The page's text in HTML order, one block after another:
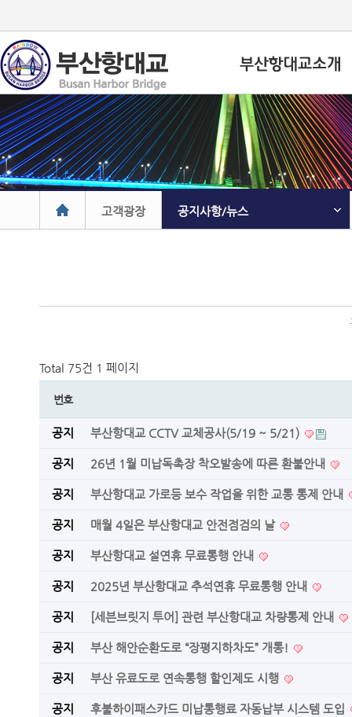
고객광장 공지사항/뉴스
Total 75건 1 페이지
번호
공지 부산항대교 CCTV 교체공사(5/19 ~ 5/21)
공지 26년 1월 미납독촉장 착오발송에 따른 환불안내
공지 부산항대교 가로등 보수 작업을 위한 교통 통제 안내
공지 매월 4일은 부산항대교 안전점검의 날
공지 부산항대교 설연휴 무료통행 안내
공지 2025년 부산항대교 추석연휴 무료통행 안내
공지 [세븐브릿지 투어] 관련 부산항대교 차량통제 안내
공지 부산 해안순환도로 “장평지하차도” 개통!
공지 부산 유료도로 연속통행 할인제도 시행
공지 후불하이패스카드 미납통행료 자동납부 시스템 도입